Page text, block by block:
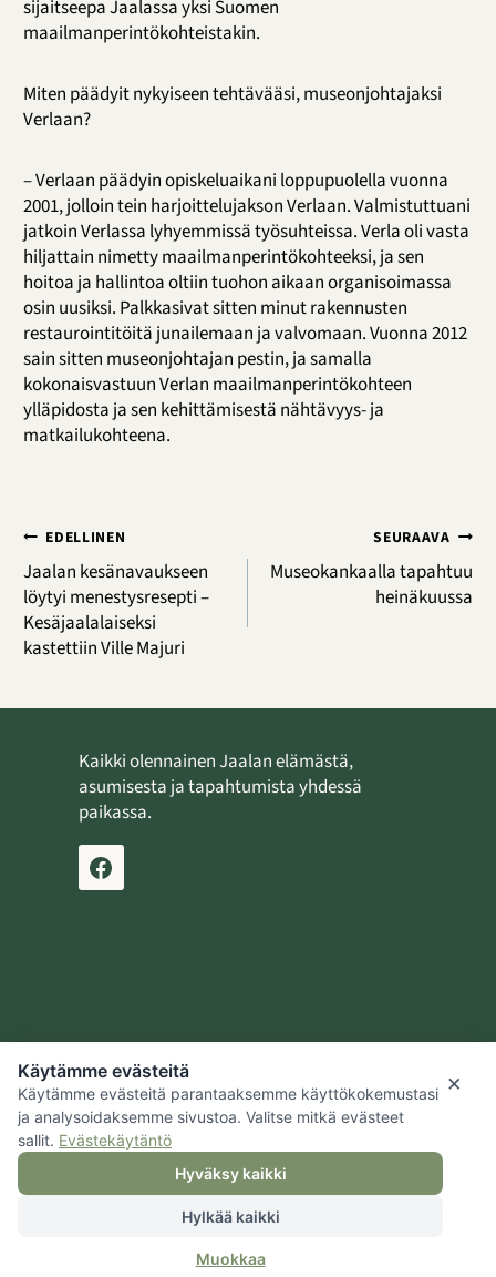
sijaitseepa Jaalassa yksi Suomen
maailmanperintökohteistakin.
Miten päädyit nykyiseen tehtävääsi, museonjohtajaksi
Verlaan?
– Verlaan päädyin opiskeluaikani loppupuolella vuonna
2001, jolloin tein harjoittelujakson Verlaan. Valmistuttuani
jatkoin Verlassa lyhyemmissä työsuhteissa. Verla oli vasta
hiljattain nimetty maailmanperintökohteeksi, ja sen
hoitoa ja hallintoa oltiin tuohon aikaan organisoimassa
osin uusiksi. Palkkasivat sitten minut rakennusten
restaurointitöitä junailemaan ja valvomaan. Vuonna 2012
sain sitten museonjohtajan pestin, ja samalla
kokonaisvastuun Verlan maailmanperintökohteen
ylläpidosta ja sen kehittämisestä nähtävyys- ja
matkailukohteena.
Artikkelien
selaus
EDELLINEN
Jaalan kesänavaukseen
löytyi menestysresepti –
Kesäjaalalaiseksi
kastettiin Ville Majuri
SEURAAVA
Museokankaalla tapahtuu
heinäkuussa
Kaikki olennainen Jaalan elämästä,
asumisesta ja tapahtumista yhdessä
paikassa.
Jaalan kotiseutusäätiö
Kouvolan kaupunki
Saavutettavuus
×
Käytämme evästeitä
Käytämme evästeitä parantaaksemme käyttökokemustasi
ja analysoidaksemme sivustoa. Valitse mitkä evästeet
sallit. Evästekäytäntö
Hyväksy kaikki
Hylkää kaikki
Muokkaa